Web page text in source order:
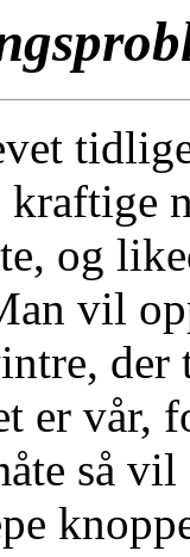
og
vil
der
er vår,
så